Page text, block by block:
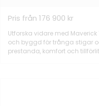
Pris från 176 900 kr
Utforska vidare med Maverick
och byggd för trånga stigar
prestanda, komfort och